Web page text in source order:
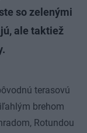
so zelenými
ale taktiež
terasovú
brehom
Rotundou